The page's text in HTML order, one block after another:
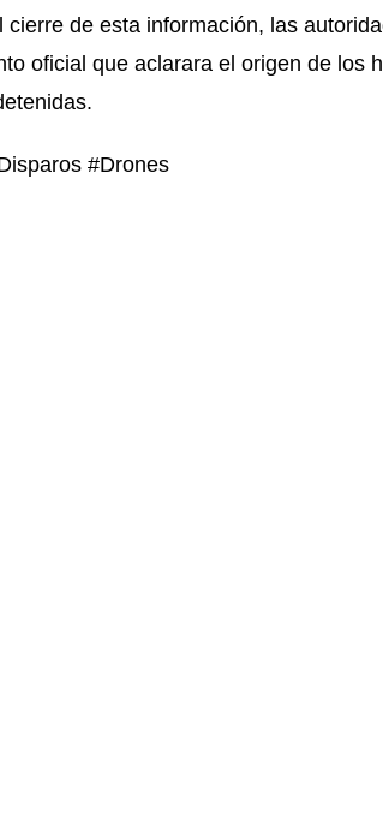
cierre de esta información, las
oficial que aclarara el origen de los
#Drones